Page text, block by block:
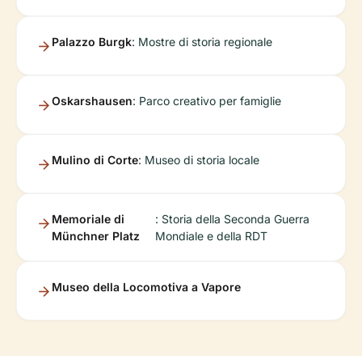
Palazzo Burgk: Mostre di storia regionale
Oskarshausen: Parco creativo per famiglie
Mulino di Corte: Museo di storia locale
Memoriale di
Münchner Platz
: Storia della Seconda Guerra
Mondiale e della RDT
Museo della Locomotiva a Vapore